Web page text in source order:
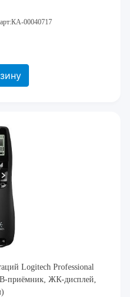
арт:КА-00040717
Logitech Professional
приёмник, ЖК-дисплей,